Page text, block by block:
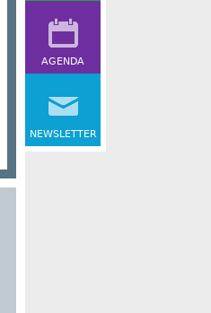
AGENDA
NEWSLETTER